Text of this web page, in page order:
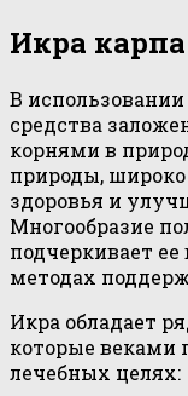
Икра
В
средства
корнями в
природы,
здоровья и
Многообразие
подчеркивает
методах
Икра обладает
которые веками
лечебных целях: